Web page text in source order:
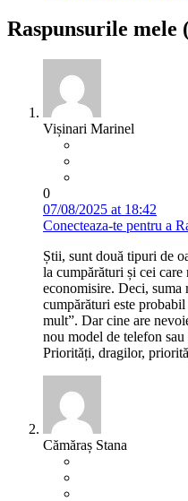
Raspunsurile mele
Vișinari Marinel
0
07/08/2025 at 18:42
Conecteaza-te pentru a
Știi, sunt două tipuri de
la cumpărături și cei
economisire. Deci, suma
cumpărături este
mult”. Dar cine are
nou model de telefon
Priorități, dragilor,
Cămăraș Stana